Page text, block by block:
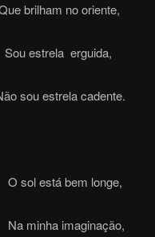
no oriente,
erguida,
cadente.
longe,